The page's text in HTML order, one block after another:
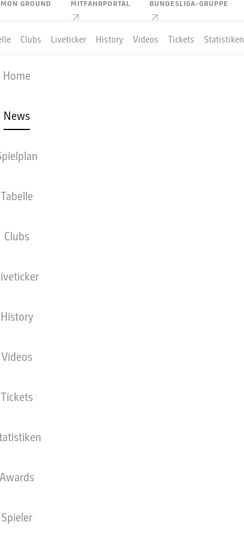
GROUND MITFAHRPORTAL BUNDESLIGA-GRUPPE
Clubs Liveticker History Videos Tickets Statistiken
Home
News
Tabelle
Clubs
History
Videos
Tickets
Awards
Spieler
Anzeige
DAN-AXEL
AM KNIE VERLETZT